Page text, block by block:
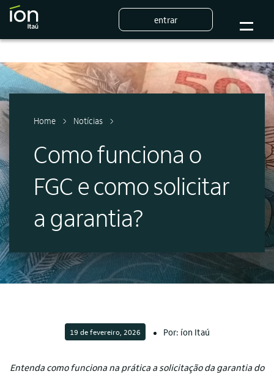
entrar
Home Notícias
Como funciona o
FGC e como solicitar
a garantia?
19 de fevereiro, 2026 Por: íon Itaú
Entenda como funciona na prática a solicitação da garantia do